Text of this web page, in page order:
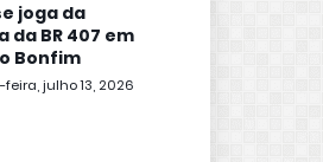
joga da
da BR 407 em
Bonfim
julho 13, 2026